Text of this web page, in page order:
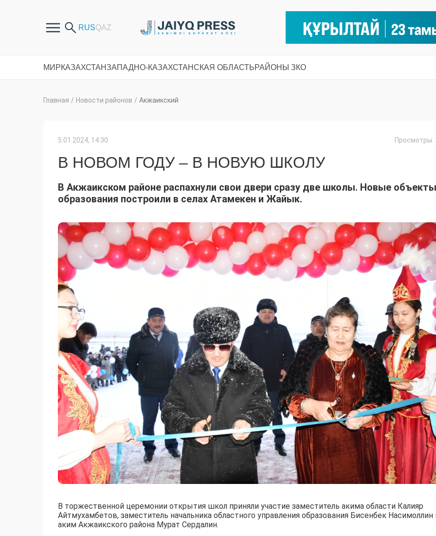
МИРКАЗАХСТАНЗАПАДНО-КАЗАХСТАНСКАЯ ОБЛАСТЬРАЙОНЫ ЗКО
Главная / Новости районов / Акжаикский
5.01.2024, 14:30 Просмотры:
В НОВОМ ГОДУ – В НОВУЮ ШКОЛУ
В Акжаикском районе распахнули свои двери сразу две школы. Новые объекты
образования построили в селах Атамекен и Жайык.
В торжественной церемонии открытия школ приняли участие заместитель акима области Калияр
Айтмухамбетов, заместитель начальника областного управления образования Бисенбек Насимоллин
аким Акжаикского района Мурат Сердалин.